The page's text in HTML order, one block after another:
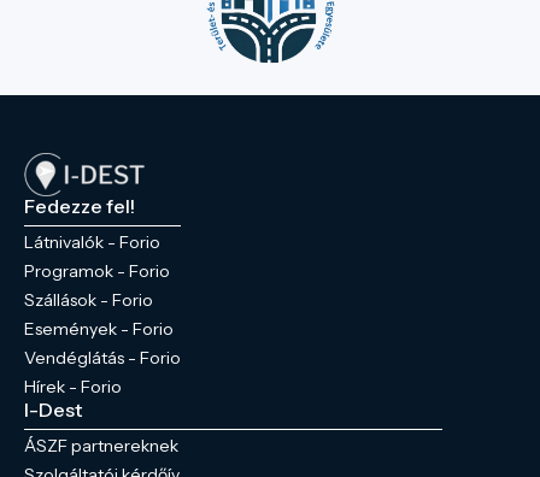
Fedezze fel!
Látnivalók - Forio
Programok - Forio
Szállások - Forio
Események - Forio
Vendéglátás - Forio
Hírek - Forio
I-Dest
ÁSZF partnereknek